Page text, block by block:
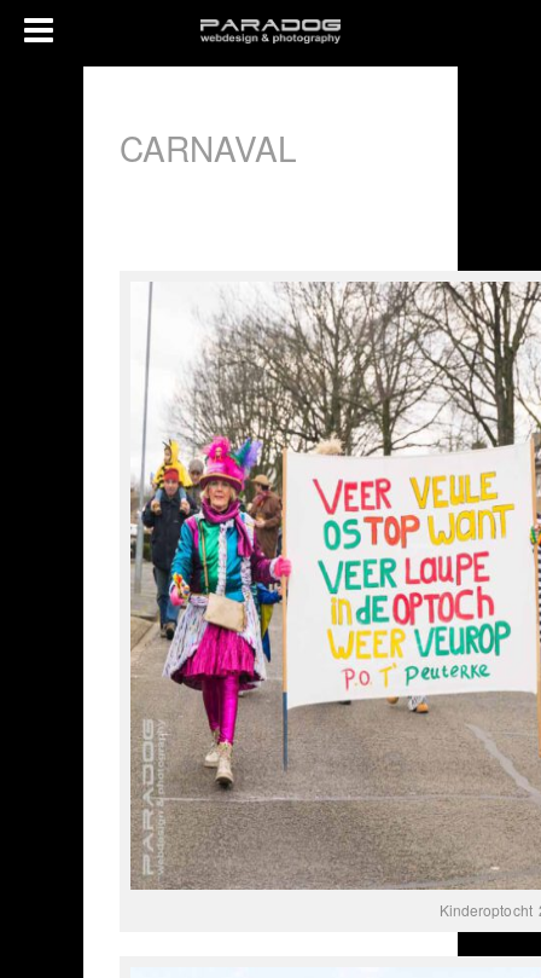
CARNAVAL
Kinderoptocht